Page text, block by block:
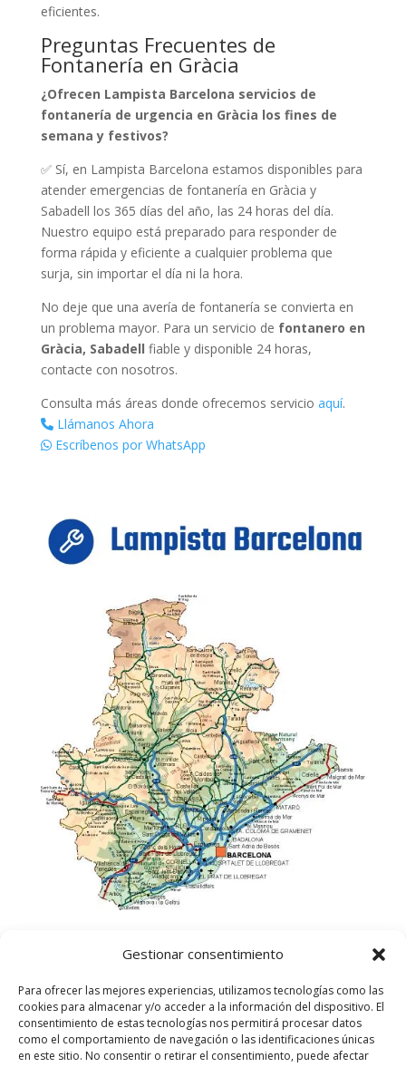
Gestionar consentimiento
Para ofrecer las mejores experiencias, utilizamos tecnologías como las
cookies para almacenar y/o acceder a la información del dispositivo. El
consentimiento de estas tecnologías nos permitirá procesar datos
como el comportamiento de navegación o las identificaciones únicas
en este sitio. No consentir o retirar el consentimiento, puede afectar
eficientes.
Preguntas Frecuentes de
Fontanería en Gràcia
¿Ofrecen Lampista Barcelona servicios de
fontanería de urgencia en Gràcia los fines de
semana y festivos?
✅ Sí, en Lampista Barcelona estamos disponibles para
atender emergencias de fontanería en Gràcia y
Sabadell los 365 días del año, las 24 horas del día.
Nuestro equipo está preparado para responder de
forma rápida y eficiente a cualquier problema que
surja, sin importar el día ni la hora.
No deje que una avería de fontanería se convierta en
un problema mayor. Para un servicio de fontanero en
Gràcia, Sabadell fiable y disponible 24 horas,
contacte con nosotros.
Consulta más áreas donde ofrecemos servicio aquí.
Llámanos Ahora
Escríbenos por WhatsApp